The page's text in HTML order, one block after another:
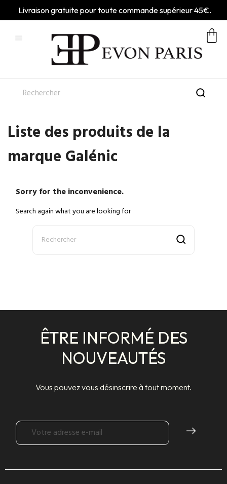
Livraison gratuite pour toute commande supérieur 45€.

Liste des produits de la
marque Galénic
Sorry for the inconvenience.
Search again what you are looking for
ÊTRE INFORMÉ DES
NOUVEAUTÉS
Vous pouvez vous désinscrire à tout moment.